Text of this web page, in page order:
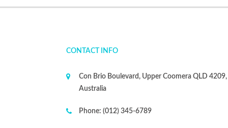
CONTACT INFO
Con Brio Boulevard, Upper Coomera QLD 4209,
Australia
Phone: (012) 345-6789